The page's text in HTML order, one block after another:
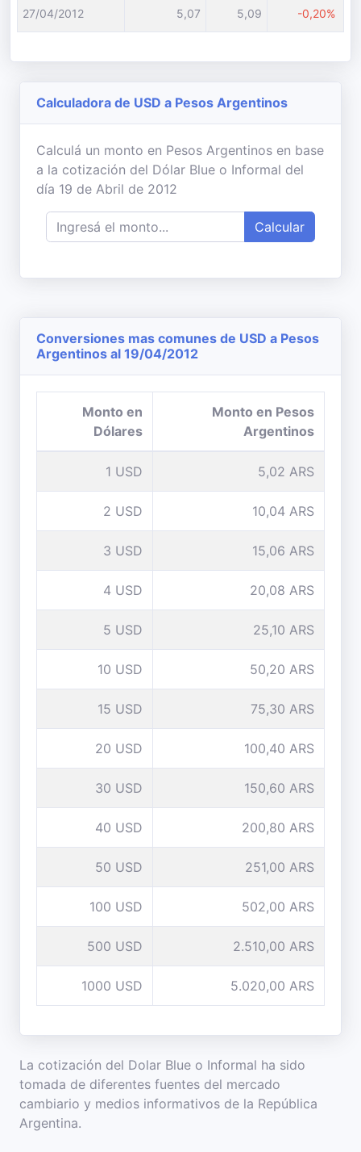
27/04/2012 5,07 5,09 -0,20%
Calculadora de USD a Pesos Argentinos
Calculá un monto en Pesos Argentinos en base
a la cotización del Dólar Blue o Informal del
día 19 de Abril de 2012
Calcular
Conversiones mas comunes de USD a Pesos
Argentinos al 19/04/2012
Monto en
Dólares
Monto en Pesos
Argentinos
1 USD 5,02 ARS
2 USD 10,04 ARS
3 USD 15,06 ARS
4 USD 20,08 ARS
5 USD 25,10 ARS
10 USD 50,20 ARS
15 USD 75,30 ARS
20 USD 100,40 ARS
30 USD 150,60 ARS
40 USD 200,80 ARS
50 USD 251,00 ARS
100 USD 502,00 ARS
500 USD 2.510,00 ARS
1000 USD 5.020,00 ARS
La cotización del Dolar Blue o Informal ha sido
tomada de diferentes fuentes del mercado
cambiario y medios informativos de la República
Argentina.